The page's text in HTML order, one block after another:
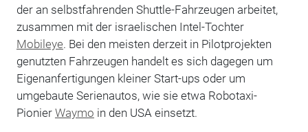
der an selbstfahrenden Shuttle-Fahrzeugen arbeitet,
zusammen mit der israelischen Intel-Tochter
Mobileye. Bei den meisten derzeit in Pilotprojekten
genutzten Fahrzeugen handelt es sich dagegen um
Eigenanfertigungen kleiner Start-ups oder um
umgebaute Serienautos, wie sie etwa Robotaxi-
Pionier Waymo in den USA einsetzt.